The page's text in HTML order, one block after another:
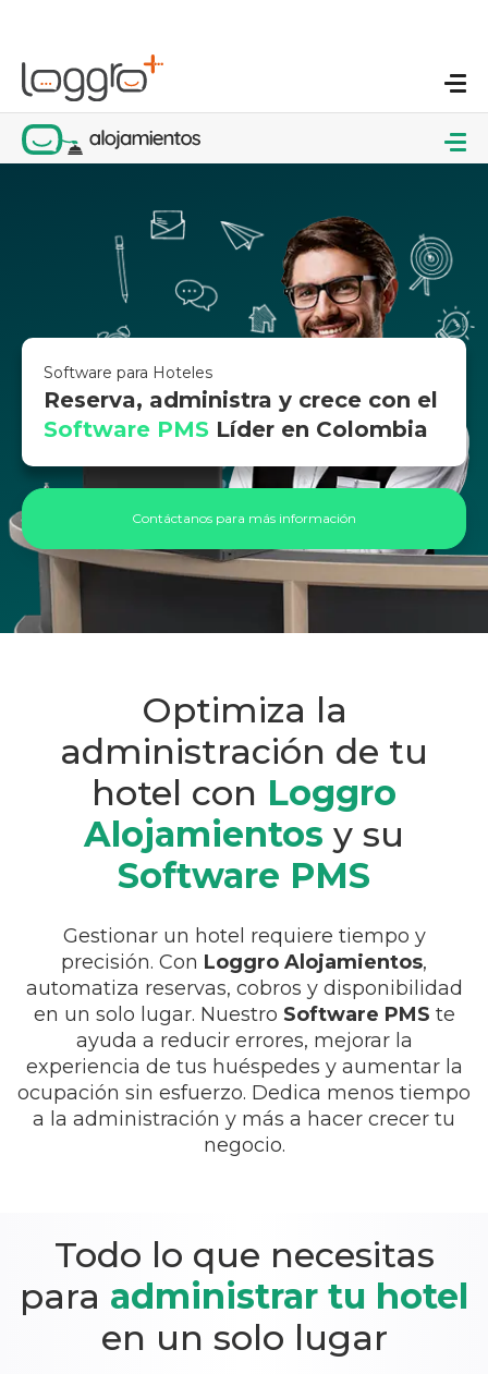
Software para Hoteles
Reserva, administra y crece con el
Software PMS Líder en Colombia
Contáctanos para más información
Optimiza la
administración de tu
hotel con Loggro
Alojamientos y su
Software PMS
Gestionar un hotel requiere tiempo y
precisión. Con Loggro Alojamientos,
automatiza reservas, cobros y disponibilidad
en un solo lugar. Nuestro Software PMS te
ayuda a reducir errores, mejorar la
experiencia de tus huéspedes y aumentar la
ocupación sin esfuerzo. Dedica menos tiempo
a la administración y más a hacer crecer tu
negocio.
Todo lo que necesitas
para administrar tu hotel
en un solo lugar